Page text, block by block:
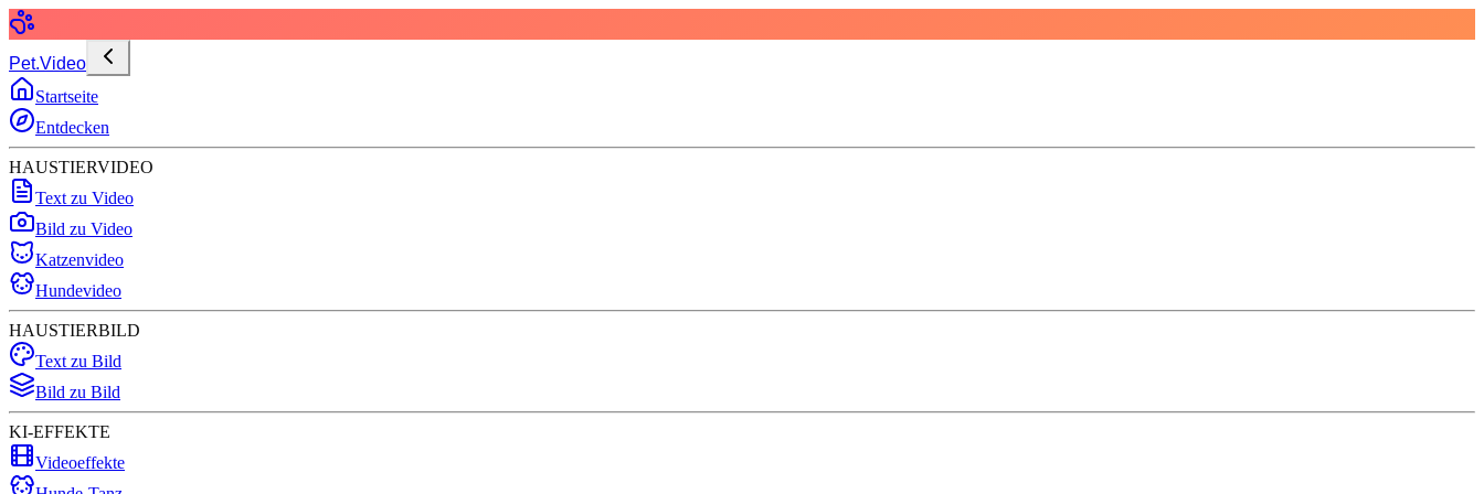
Pet.Video
Startseite
Entdecken
HAUSTIERVIDEO
Text zu Video
Bild zu Video
Katzenvideo
Hundevideo
HAUSTIERBILD
Text zu Bild
Bild zu Bild
KI-EFFEKTE
Videoeffekte